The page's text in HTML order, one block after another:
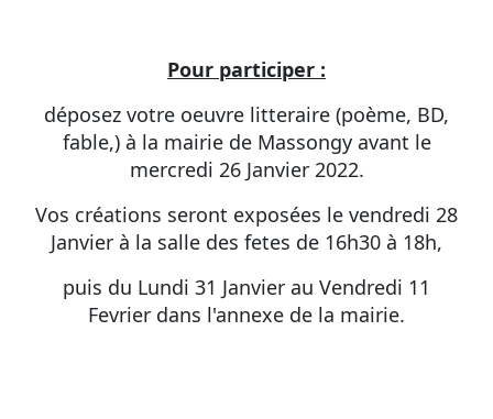
Pour participer :
déposez votre oeuvre litteraire (poème, BD,
fable,) à la mairie de Massongy avant le
mercredi 26 Janvier 2022.
Vos créations seront exposées le vendredi 28
Janvier à la salle des fetes de 16h30 à 18h,
puis du Lundi 31 Janvier au Vendredi 11
Fevrier dans l'annexe de la mairie.